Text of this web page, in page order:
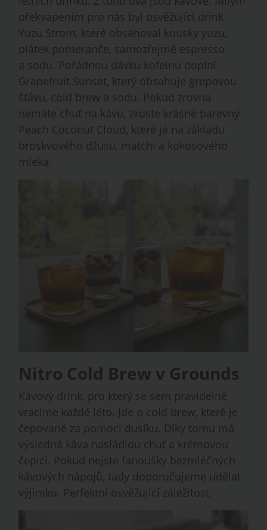
překvapením pro nás byl osvěžující drink
Yuzu Strom, které obsahoval kousky yuzu,
plátek pomeranče, samozřejmě espresso
a sodu. Pořádnou dávku kofeinu doplní
Grapefruit Sunset, který obsahuje grepovou
šťávu, cold brew a sodu. Pokud zrovna
nemáte chuť na kávu, zkuste krásně barevný
Peach Coconut Cloud, které je na základu
broskvového džusu, matchi a kokosového
mléka.
Nitro Cold Brew v Grounds
Kávový drink, pro který se sem pravidelně
vracíme každé léto. Jde o cold brew, které je
čepované za pomoci dusíku. Díky tomu má
výsledná káva nasládlou chuť a krémovou
čepici. Pokud nejste fanoušky bezmléčných
kávových nápojů, tady doporučujeme udělat
výjimku. Perfektní osvěžující záležitost.